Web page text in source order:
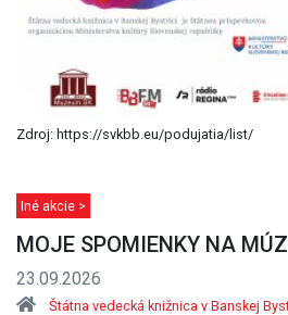
Zdroj: https://svkbb.eu/podujatia/list/
Iné akcie >
MOJE SPOMIENKY NA
23.09.2026
Štátna vedecká knižnica v Banskej